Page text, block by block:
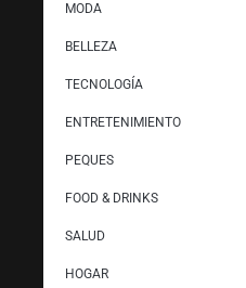
MODA
BELLEZA
TECNOLOGÍA
ENTRETENIMIENTO
PEQUES
FOOD & DRINKS
SALUD
HOGAR